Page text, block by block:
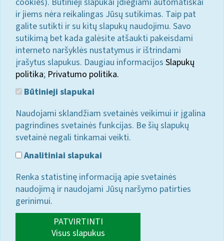
ir jiems nėra reikalingas Jūsų sutikimas. Taip pat
galite sutikti ir su kitų slapukų naudojimu. Savo
sutikimą bet kada galėsite atšaukti pakeisdami
interneto naršyklės nustatymus ir ištrindami
įrašytus slapukus. Daugiau informacijos Slapukų
politika; Privatumo politika.
Būtinieji slapukai
Naudojami sklandžiam svetainės veikimui ir įgalina
pagrindines svetainės funkcijas. Be šių slapukų
svetainė negali tinkamai veikti.
Analitiniai slapukai
Renka statistinę informaciją apie svetainės
naudojimą ir naudojami Jūsų naršymo patirties
gerinimui.
PATVIRTINTI
Visus slapukus